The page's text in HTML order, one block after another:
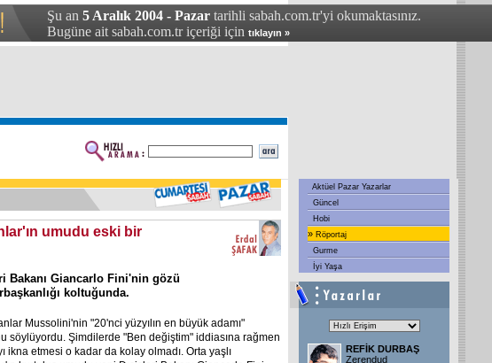
Şu an 5 Aralık 2004 - Pazar tarihli sabah.com.tr'yi okumaktasınız.
Bugüne ait sabah.com.tr içeriği için tıklayın »
umudu eski bir
Bakanı Giancarlo Fini'nin gözü
koltuğunda.
Mussolini'nin "20'nci yüzyılın en büyük adamı"
söylüyordu. Şimdilerde "Ben değiştim" iddiasına rağmen
ikna etmesi o kadar da kolay olmadı. Orta yaşlı
Aktüel Pazar Yazarlar
Güncel
Hobi
» Röportaj
Gurme
İyi Yaşa
REFİK DURBAŞ
Zerendud